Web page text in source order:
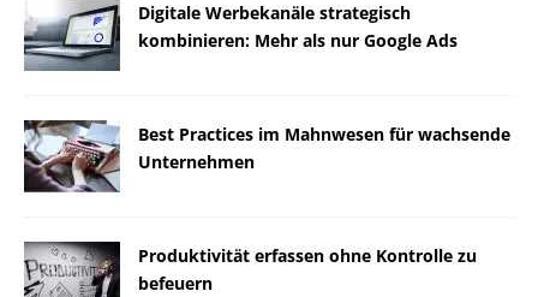
Digitale Werbekanäle strategisch
kombinieren: Mehr als nur Google Ads
Best Practices im Mahnwesen für wachsende
Unternehmen
Produktivität erfassen ohne Kontrolle zu
befeuern